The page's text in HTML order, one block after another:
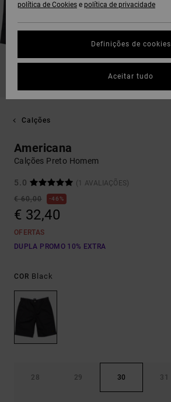
Calções
Americana
Calções Preto Homem
5.0
(1 AVALIAÇÕES)
€ 60,00
46%
€ 32,40
OFERTAS
DUPLA PROMO 10% EXTRA
COR Black
28 29 30 31
política de Cookies e política de privacidade
Definições de cookies
Aceitar tudo